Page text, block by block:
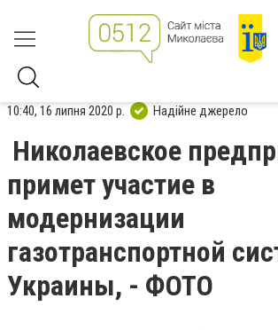
10:40, 16 липня 2020 р. Надійне джерело
Николаевское
примет участие в
модернизации
газотранспортной
Украины, - ФОТО